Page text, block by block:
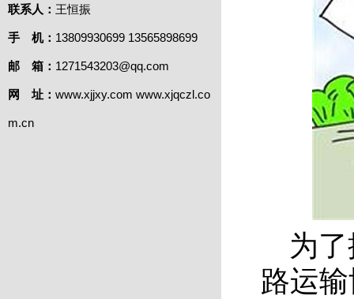
联系人： 王恒振
手 机： 13809930699 13565898699
邮 箱： 1271543203@qq.com
网 址： www.xjjxy.com www.xjqczl.co
m.cn
为
路运